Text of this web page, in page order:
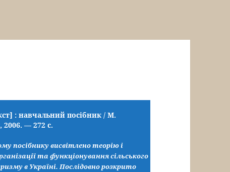
: навчальний посібник / М.
— 272 с.
посібнику висвітлено теорію і
та функціонування сільського
в Україні. Послідовно розкрито